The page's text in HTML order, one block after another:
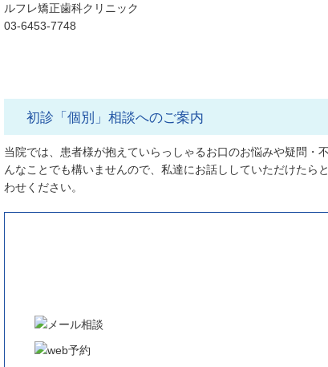
ルフレ矯正歯科クリニック
03-6453-7748
初診「個別」相談へのご案内
当院では、患者様が抱えていらっしゃるお口のお悩みや疑問・
んなことでも構いませんので、私達にお話ししていただけたら
わせください。